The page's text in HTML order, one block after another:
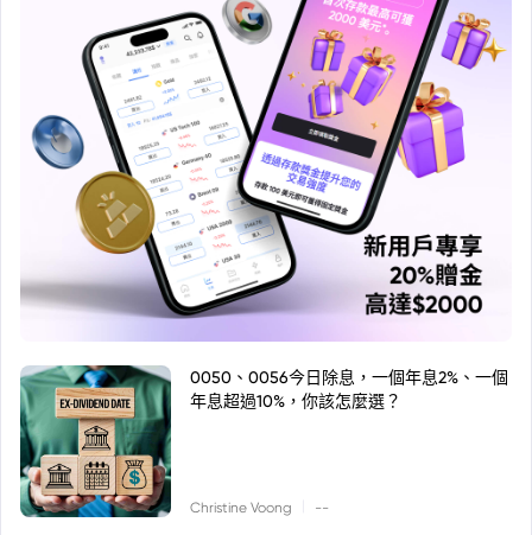
0050、0056今日除息，一個年息2%、一個
年息超過10%，你該怎麼選？
Christine Voong --